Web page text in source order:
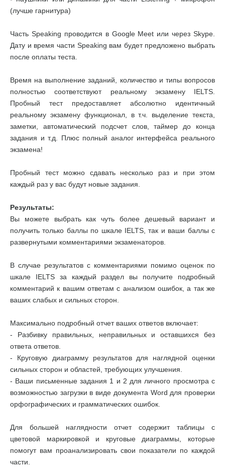
(лучше гарнитура)
Часть Speaking проводится в Google Meet или через Skype.
Дату и время части Speaking вам будет предложено выбрать
после оплаты теста.
Время на выполнение заданий, количество и типы вопросов
полностью соответствуют реальному экзамену IELTS.
Пробный тест предоставляет абсолютно идентичный
реальному экзамену функционал, в т.ч. выделение текста,
заметки, автоматический подсчет слов, таймер до конца
задания и т.д. Плюс полный аналог интерфейса реального
экзамена!
Пробный тест можно сдавать несколько раз и при этом
каждый раз у вас будут новые задания.
Результаты:
Вы можете выбрать как чуть более дешевый вариант и
получить только баллы по шкале IELTS, так и ваши баллы с
развернутыми комментариями экзаменаторов.
В случае результатов с комментариями помимо оценок по
шкале IELTS за каждый раздел вы получите подробный
комментарий к вашим ответам с анализом ошибок, а так же
ваших слабых и сильных сторон.
Максимально подробный отчет ваших ответов включает:
- Разбивку правильных, неправильных и оставшихся без
ответа ответов.
- Круговую диаграмму результатов для наглядной оценки
сильных сторон и областей, требующих улучшения.
- Ваши письменные задания 1 и 2 для личного просмотра с
возможностью загрузки в виде документа Word для проверки
орфографических и грамматических ошибок.
Для большей наглядности отчет содержит таблицы с
цветовой маркировкой и круговые диаграммы, которые
помогут вам проанализировать свои показатели по каждой
части.